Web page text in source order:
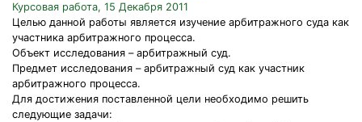
Курсовая работа, 15 Декабря 2011
Целью данной работы является изучение арбитражного суда как
участника арбитражного процесса.
Объект исследования – арбитражный суд.
Предмет исследования – арбитражный суд как участник
арбитражного процесса.
Для достижения поставленной цели необходимо решить
следующие задачи: